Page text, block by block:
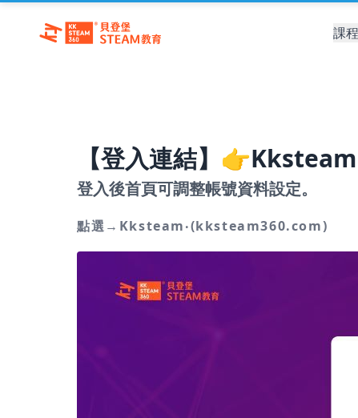
課
【登入連結】
登入後首頁可調整帳號資料設定。
點選→ Kksteam‧(kksteam360.com)